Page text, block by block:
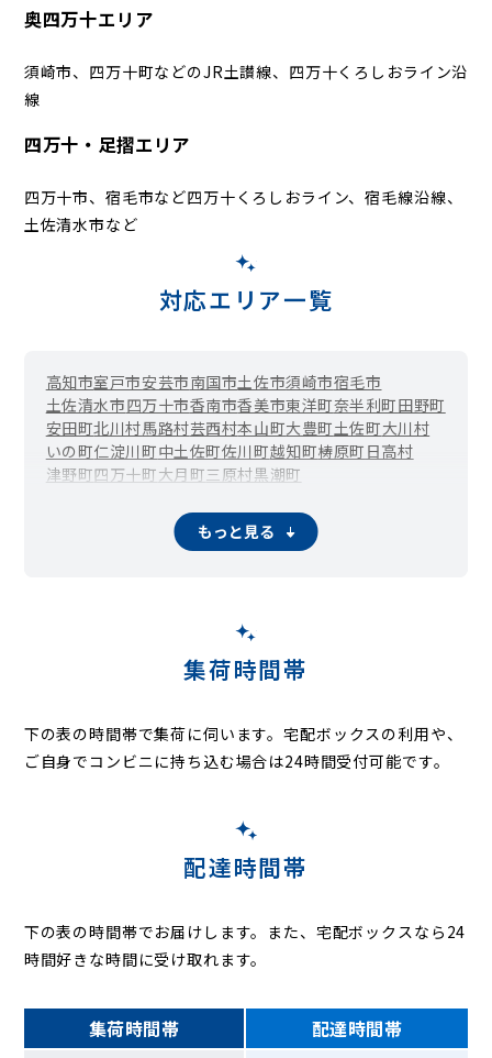
奥四万十エリア
須崎市、四万十町などのJR土讃線、四万十くろしおライン沿
線
四万十・足摺エリア
四万十市、宿毛市など四万十くろしおライン、宿毛線沿線、
土佐清水市など
対応エリア一覧
高知市室戸市安芸市南国市土佐市須崎市宿毛市
土佐清水市四万十市香南市香美市東洋町奈半利町田野町
安田町北川村馬路村芸西村本山町大豊町土佐町大川村
いの町仁淀川町中土佐町佐川町越知町梼原町 日高村
津野町四万十町大月町三原村黒潮町
もっと見る
集荷時間帯
下の表の時間帯で集荷に伺います。宅配ボックスの利用や、
ご自身でコンビニに持ち込む場合は24時間受付可能です。
配達時間帯
下の表の時間帯でお届けします。また、宅配ボックスなら24
時間好きな時間に受け取れます。
集荷時間帯 配達時間帯